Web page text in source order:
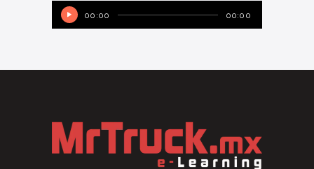
Reproductor
de
00:00 00:00